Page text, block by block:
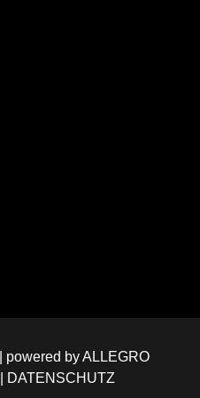
powered byALLEGRO
DATENSCHUTZ